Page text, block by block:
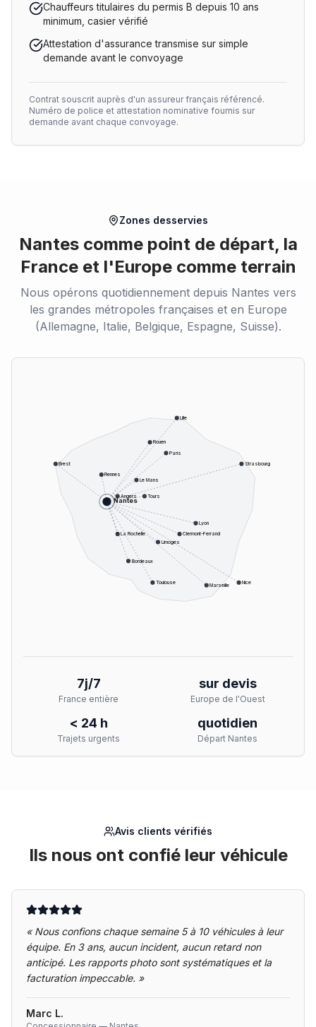
Chauffeurs titulaires du permis B depuis 10 ans
minimum, casier vérifié
Attestation d'assurance transmise sur simple
demande avant le convoyage
Contrat souscrit auprès d'un assureur français référencé.
Numéro de police et attestation nominative fournis sur
demande avant chaque convoyage.
Zones desservies
Nantes comme point de départ, la
France et l'Europe comme terrain
Nous opérons quotidiennement depuis Nantes vers
les grandes métropoles françaises et en Europe
(Allemagne, Italie, Belgique, Espagne, Suisse).
Nantes
Paris
Lyon
Marseille
Toulouse
Bordeaux
Nice
Strasbourg
Lille
Rennes
Angers
Le Mans
Tours
Limoges
Clermont-Ferrand
Rouen
Brest
La Rochelle
7j/7
France entière
sur devis
Europe de l'Ouest
< 24 h
Trajets urgents
quotidien
Départ Nantes
Avis clients vérifiés
Ils nous ont confié leur véhicule
« Nous confions chaque semaine 5 à 10 véhicules à leur
équipe. En 3 ans, aucun incident, aucun retard non
anticipé. Les rapports photo sont systématiques et la
facturation impeccable. »
Marc L.